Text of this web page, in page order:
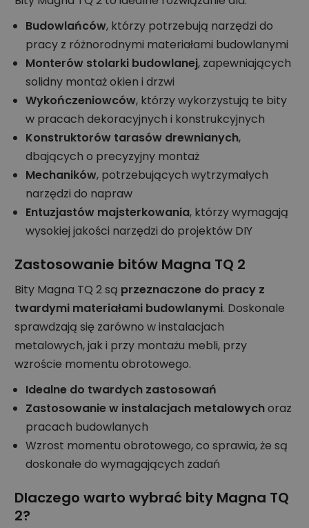
Budowlańców, którzy potrzebują narzędzi do
pracy z różnorodnymi materiałami budowlanymi
Monterów stolarki budowlanej, zapewniających
solidny montaż okien i drzwi
Wykończeniowców, którzy wykorzystują te bity
w pracach dekoracyjnych i konstrukcyjnych
Konstruktorów tarasów drewnianych,
dbających o precyzyjny montaż
Mechaników, potrzebujących wytrzymałych
narzędzi do napraw
Entuzjastów majsterkowania, którzy wymagają
wysokiej jakości narzędzi do projektów DIY
Zastosowanie bitów Magna TQ 2
Bity Magna TQ 2 są przeznaczone do pracy z
twardymi materiałami budowlanymi. Doskonale
sprawdzają się zarówno w instalacjach
metalowych, jak i przy montażu mebli, przy
wzroście momentu obrotowego.
Idealne do twardych zastosowań
Zastosowanie w instalacjach metalowychoraz
pracach budowlanych
Wzrost momentu obrotowego, co sprawia, że są
doskonałe do wymagających zadań
Dlaczego warto wybrać bity Magna TQ
2?